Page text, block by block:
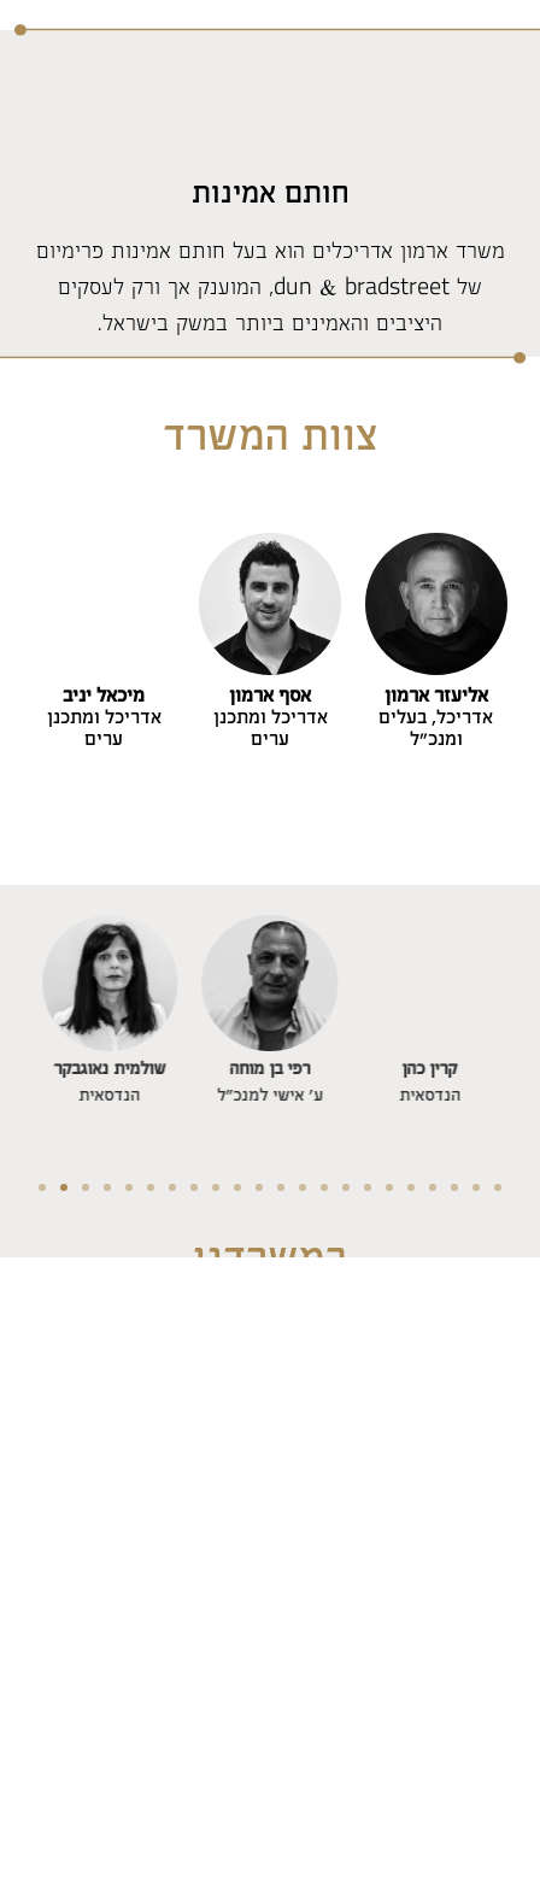
חותם אמינות
משרד ארמון אדריכלים הוא בעל חותם אמינות פרימיום
של dun & bradstreet, המוענק אך ורק לעסקים
היציבים והאמינים ביותר במשק בישראל.
צוות המשרד
אליעזר ארמון
אדריכל, בעלים
ומנכ"ל
אסף ארמון
אדריכל ומתכנן
ערים
מיכאל יניב
אדריכל ומתכנן
ערים
שולמית נאוגבקר
הנדסאית
רפי בן מוחה
ע' אישי למנכ"ל
קרין כהן
הנדסאית
במשרדנו